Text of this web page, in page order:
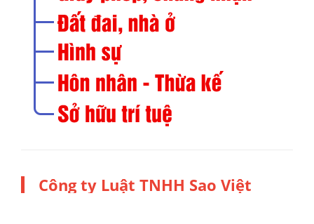
Công ty Luật TNHH Sao Việt